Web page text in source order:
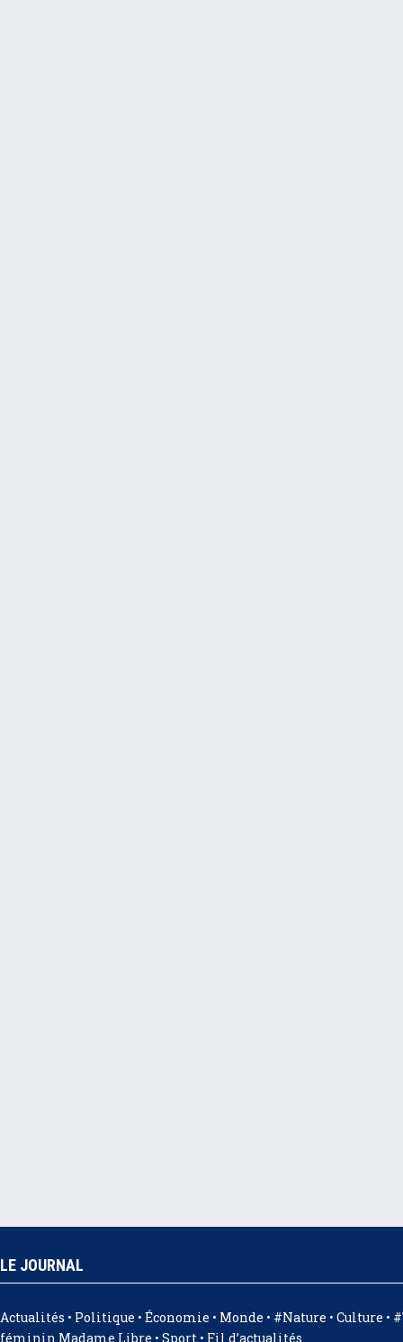
LE JOURNAL
Actualités • Politique • Économie • Monde • #Nature • Culture •
féminin Madame Libre • Sport • Fil d’actualités